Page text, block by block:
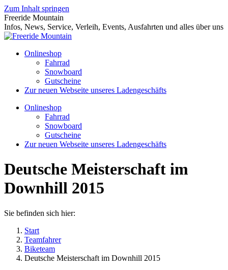
Zum Inhalt springen
Freeride Mountain
Infos, News, Service, Verleih, Events, Ausfahrten und alles über uns
Onlineshop
Fahrrad
Snowboard
Gutscheine
Zur neuen Webseite unseres Ladengeschäfts
Onlineshop
Fahrrad
Snowboard
Gutscheine
Zur neuen Webseite unseres Ladengeschäfts
Deutsche Meisterschaft im
Downhill 2015
Sie befinden sich hier:
Start
Teamfahrer
Biketeam
Deutsche Meisterschaft im Downhill 2015